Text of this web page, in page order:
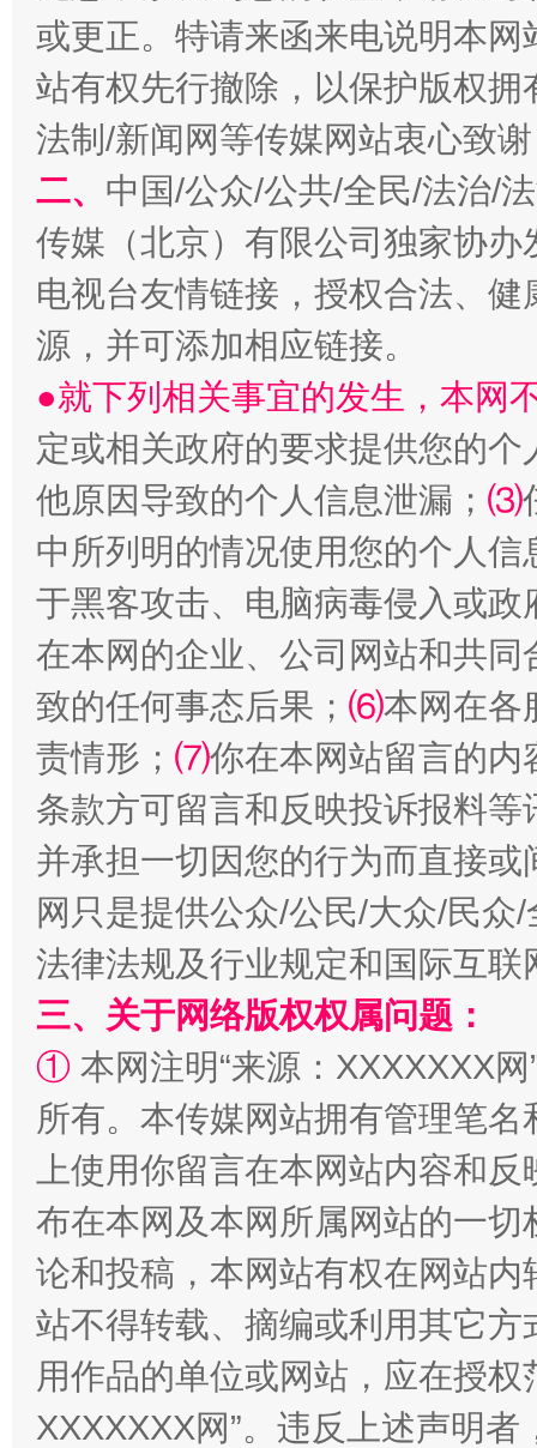
揭开“小金库”的免责幌子
受贿1.44亿！段成刚被判无期 从幼
全民健身五年计划来了！等你上场
国家大学科技园优化重塑工作
或更正。特请来函来电说明本
站有权先行撤除，以保护版权
法制/新闻网等传媒网站衷心致
二、 中国/公众/公共/全民/法治/
传媒（北京）有限公司独家协
电视台友情链接，授权合法、
源，并可添加相应链接。
●就下列相关事宜的发生，本网
定或相关政府的要求提供您的个
他原因导致的个人信息泄漏； ⑶
中所列明的情况使用您的个人
于黑客攻击、电脑病毒侵入或
在本网的企业、公司网站和共
致的任何事态后果； ⑹本网在各
责情形； ⑺你在本网站留言的内
条款方可留言和反映投诉报料
并承担一切因您的行为而直接
网只是提供公众/公民/大众/民
法律法规及行业规定和国际互
三、关于网络版权权属问题：
① 本网注明“来源：XXXXXXX
所有。本传媒网站拥有管理笔
上使用你留言在本网站内容和
布在本网及本网所属网站的一
论和投稿，本网站有权在网站
站不得转载、摘编或利用其它
用作品的单位或网站，应在授
XXXXXXX网”。违反上述声明